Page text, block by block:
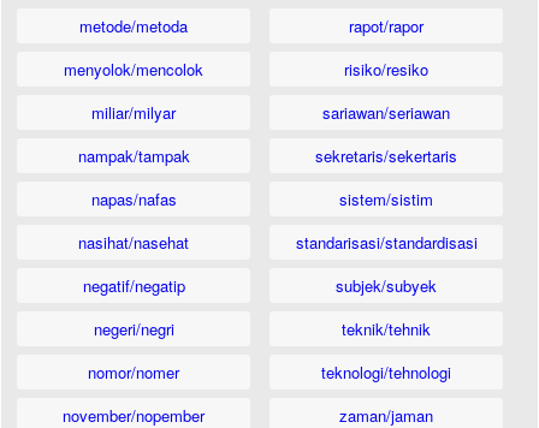
metode/metoda
menyolok/mencolok
miliar/milyar
nampak/tampak
napas/nafas
nasihat/nasehat
negatif/negatip
negeri/negri
nomor/nomer
november/nopember
rapot/rapor
risiko/resiko
sariawan/seriawan
sekretaris/sekertaris
sistem/sistim
standarisasi/standardisasi
subjek/subyek
teknik/tehnik
teknologi/tehnologi
zaman/jaman